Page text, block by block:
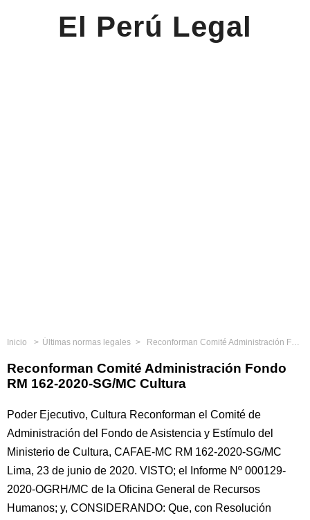
El Perú Legal
Inicio Últimas normas legales Reconforman Comité Administración Fondo RM 162-2020-SG/MC Cultura
Reconforman Comité Administración Fondo
RM 162-2020-SG/MC Cultura
Poder Ejecutivo, Cultura Reconforman el Comité de
Administración del Fondo de Asistencia y Estímulo del
Ministerio de Cultura, CAFAE-MC RM 162-2020-SG/MC
Lima, 23 de junio de 2020. VISTO; el Informe Nº 000129-
2020-OGRH/MC de la Oficina General de Recursos
Humanos; y, CONSIDERANDO: Que, con Resolución